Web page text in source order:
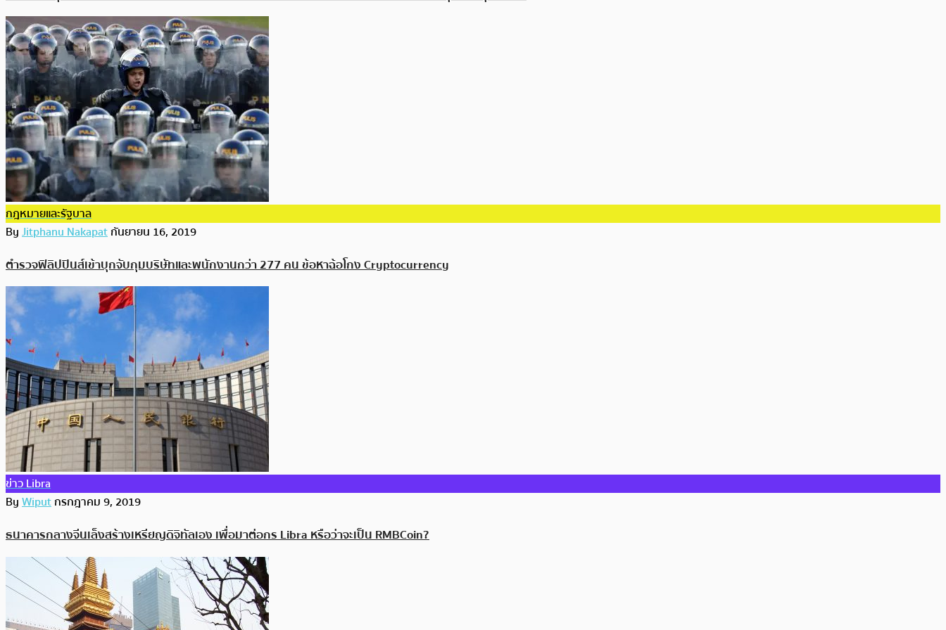
กฎหมายและรัฐบาล
ByJitphanu Nakapatกันยายน 16, 2019
ตำรวจฟิลิปปินส์เข้าบุกจับกุมบริษัทและพนักงานกว่า 277 คน ข้อหาฉ้อโกง Cryptocurrency
ข่าว Libra
ByWiputกรกฎาคม 9, 2019
ธนาคารกลางจีนเล็งสร้างเหรียญดิจิทัลเอง เพื่อมาต่อกร Libra หรือว่าจะเป็น RMBCoin?